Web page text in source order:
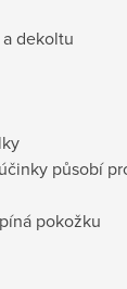
dekoltu
působí
pokožku